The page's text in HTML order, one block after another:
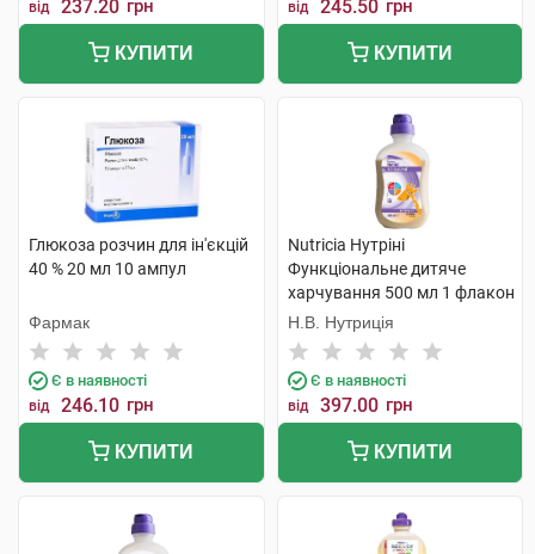
від 237.20 грн
КУПИТИ
від 245.50 грн
КУПИТИ
Глюкоза розчин для ін'єкцій
40 % 20 мл 10 ампул
Фармак
Є в наявності
від 246.10 грн
КУПИТИ
Nutricia Нутріні
Функціональне дитяче
харчування 500 мл 1 флакон
Н.В. Нутриція
Є в наявності
від 397.00 грн
КУПИТИ